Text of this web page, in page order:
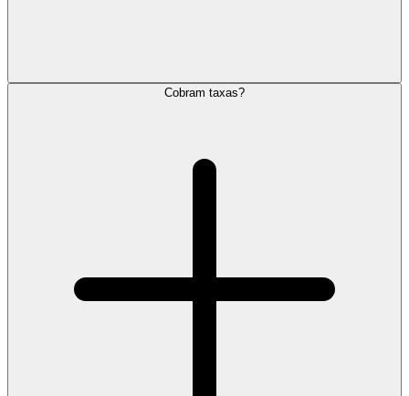
Cobram taxas?